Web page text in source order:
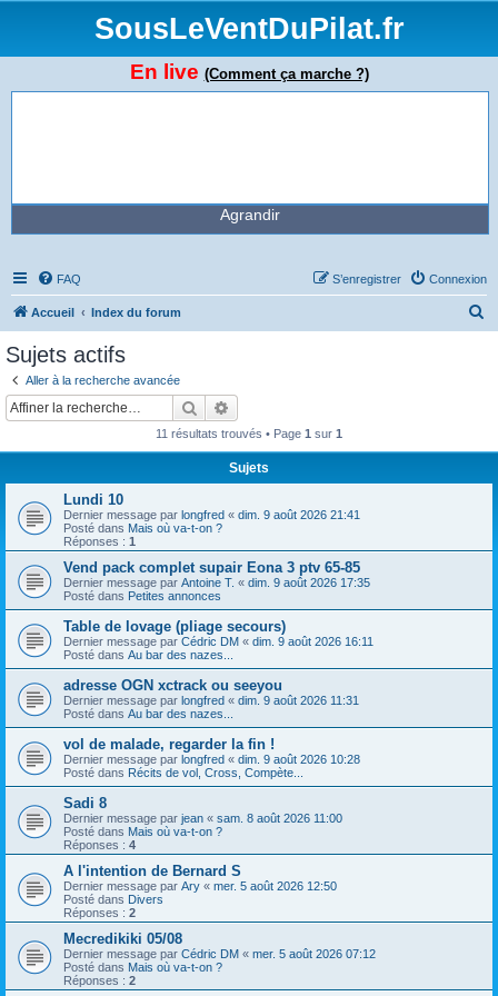
SousLeVentDuPilat.fr
En live (Comment ça marche ?)
Agrandir
FAQ Connexion
S’enregistrer
Accueil Index du forum
r
Sujets actifs
Aller à la recherche avancée
Rechercher
11 résultats trouvés • Page 1 sur 1
Sujets
Lundi 10
Dernier message par longfred « dim. 9 août 2026 21:41
Posté dans Mais où va-t-on ?
Réponses : 1
Vend pack complet supair Eona 3 ptv 65-85
Dernier message par Antoine T. « dim. 9 août 2026 17:35
Posté dans Petites annonces
Table de lovage (pliage secours)
Dernier message par Cédric DM « dim. 9 août 2026 16:11
Posté dans Au bar des nazes...
adresse OGN xctrack ou seeyou
Dernier message par longfred « dim. 9 août 2026 11:31
Posté dans Au bar des nazes...
vol de malade, regarder la fin !
Dernier message par longfred « dim. 9 août 2026 10:28
Posté dans Récits de vol, Cross, Compète...
Sadi 8
Dernier message par jean « sam. 8 août 2026 11:00
Posté dans Mais où va-t-on ?
Réponses : 4
A l'intention de Bernard S
Dernier message par Ary « mer. 5 août 2026 12:50
Posté dans Divers
Réponses : 2
Mecredikiki 05/08
Dernier message par Cédric DM « mer. 5 août 2026 07:12
Posté dans Mais où va-t-on ?
Réponses : 2